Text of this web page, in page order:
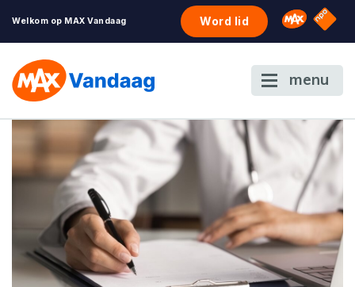
Welkom op MAX Vandaag Word lid Omroep
NPO
menu